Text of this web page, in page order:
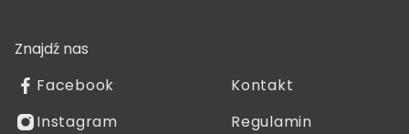
Znajdź nas
Facebook
Instagram
Kontakt
Regulamin